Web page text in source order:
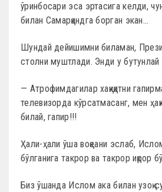
ўринбосари эса эртасига келди,
билан Самарқандга борган экан…
Шундай дейишимни биламан,
столни муштлади. Энди у
— Атрофимдагилар хақиқатни
телевизорда кўрсатмасанг, мен
билай, гапир!!!
Ҳали-ҳали ўша воқеани эслаб, Ислом
бўлганига такрор ва такрор иқрор
Биз ўшанда Ислом ака билан узоқ